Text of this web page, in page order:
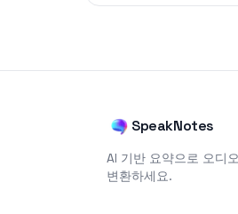
SpeakNotes
AI 기반 요약으로 오디
변환하세요.